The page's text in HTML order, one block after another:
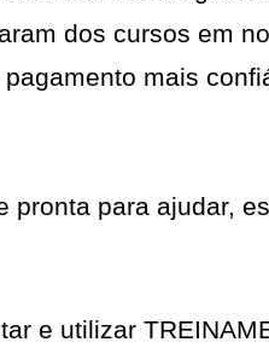
dos cursos em
mais
pronta para ajudar,
e utilizar